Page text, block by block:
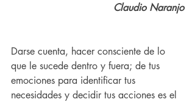
Claudio Naranjo
Darse cuenta, hacer consciente de lo
que le sucede dentro y fuera; de tus
emociones para identificar tus
necesidades y decidir tus acciones es el